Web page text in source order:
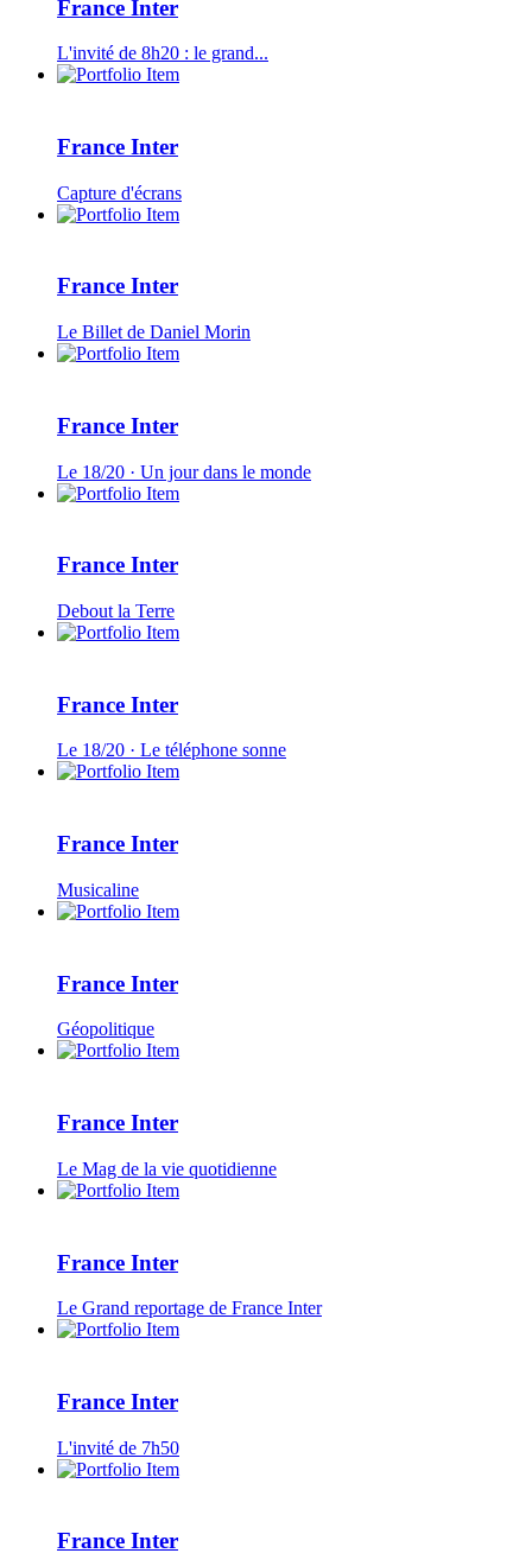
France Inter
L'invité de 8h20 : le grand...
France Inter
Capture d'écrans
France Inter
Le Billet de Daniel Morin
France Inter
Le 18/20 · Un jour dans le monde
France Inter
Debout la Terre
France Inter
Le 18/20 · Le téléphone sonne
France Inter
Musicaline
France Inter
Géopolitique
France Inter
Le Mag de la vie quotidienne
France Inter
Le Grand reportage de France Inter
France Inter
L'invité de 7h50
France Inter